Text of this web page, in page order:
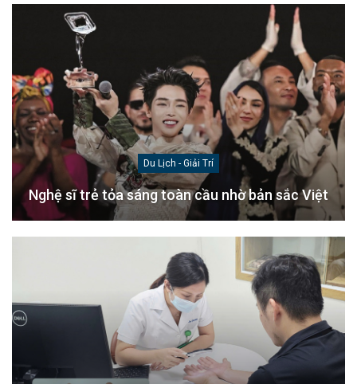
Du Lịch - Giải Trí
Nghệ sĩ trẻ tỏa sáng toàn cầu nhờ bản sắc Việt